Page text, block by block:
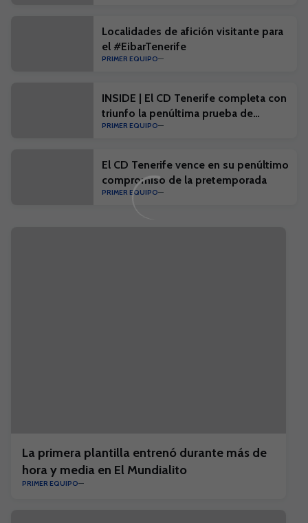
Localidades de afición visitante para
el #EibarTenerife
PRIMER EQUIPO
INSIDE | El CD Tenerife completa con
triunfo la penúltima prueba de
pretemporada
PRIMER EQUIPO
El CD Tenerife vence en su penúltimo
compromiso de la pretemporada
PRIMER EQUIPO
La primera plantilla entrenó durante más de
hora y media en El Mundialito
PRIMER EQUIPO